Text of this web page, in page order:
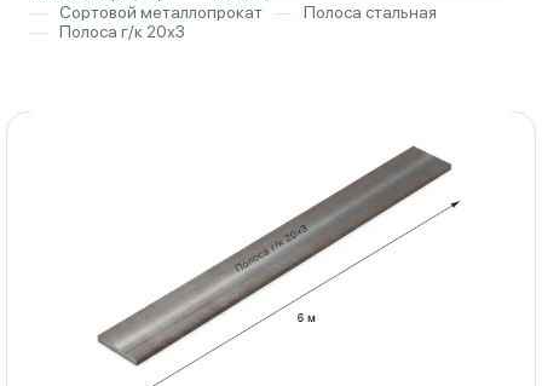
—
Сортовой металлопрокат —
Полоса стальная
—
Полоса г/к 20х3